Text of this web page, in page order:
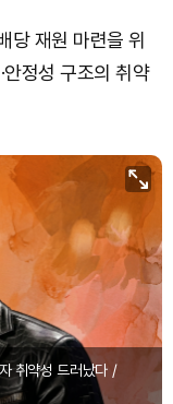
당 재원 마련을 위
정성 구조의 취약
취약성 드러났다 /